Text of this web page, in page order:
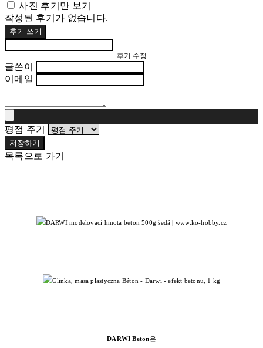
사진 후기만 보기
작성된 후기가 없습니다.
후기 쓰기
후기 수정
글쓴이
이메일
평점 주기
저장하기
목록으로 가기
DARWI Beton은